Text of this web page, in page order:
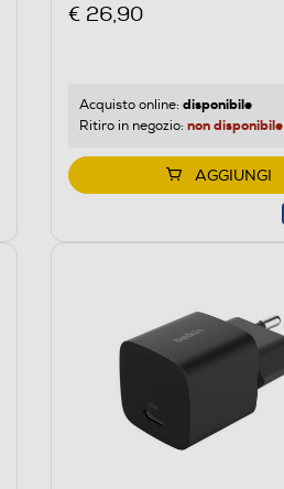
€ 26,90
Acquisto online: disponibile
Ritiro in negozio: non disponibile
AGGIUNGI